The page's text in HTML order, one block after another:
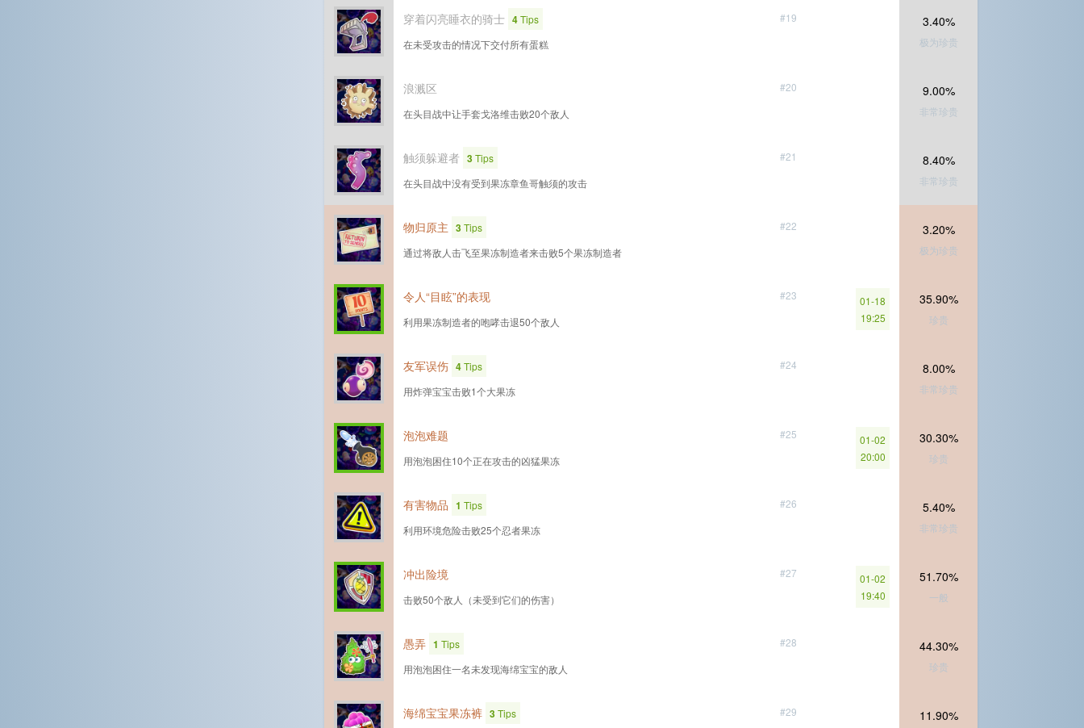
#19
穿着闪亮睡衣的骑士 4Tips
在未受攻击的情况下交付所有蛋糕
3.40%
极为珍贵
#20
浪溅区
在头目战中让手套戈洛维击败20个敌人
9.00%
非常珍贵
#21
触须躲避者 3Tips
在头目战中没有受到果冻章鱼哥触须的攻击
8.40%
非常珍贵
#22
物归原主 3Tips
通过将敌人击飞至果冻制造者来击败5个果冻制造者
3.20%
极为珍贵
#23
令人“目眩”的表现
利用果冻制造者的咆哮击退50个敌人
01-18
19:25
35.90%
珍贵
#24
友军误伤 4Tips
用炸弹宝宝击败1个大果冻
8.00%
非常珍贵
#25
泡泡难题
用泡泡困住10个正在攻击的凶猛果冻
01-02
20:00
30.30%
珍贵
#26
有害物品 1 Tips
利用环境危险击败25个忍者果冻
5.40%
非常珍贵
#27
冲出险境
击败50个敌人（未受到它们的伤害）
01-02
19:40
51.70%
一般
#28
愚弄 1 Tips
用泡泡困住一名未发现海绵宝宝的敌人
44.30%
珍贵
#29
海绵宝宝果冻裤 3Tips
11.90%